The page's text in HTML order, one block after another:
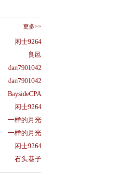
更多>>
闲士9264
良邑
dan7901042
dan7901042
BaysideCPA
闲士9264
一样的月光
一样的月光
闲士9264
石头巷子